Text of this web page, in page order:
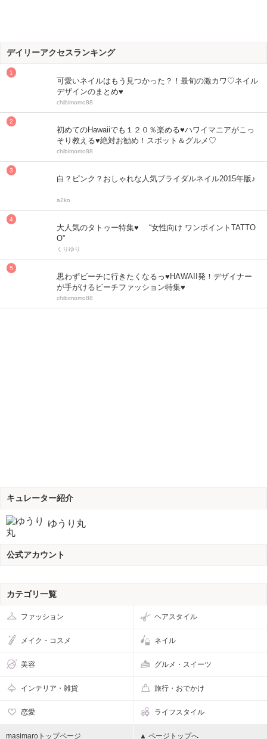
デイリーアクセスランキング
可愛いネイルはもう見つかった？！最旬の激カワ♡ネイル
デザインのまとめ♥
chibimomo88
初めてのHawaiiでも１２０％楽める♥ハワイマニアがこっ
そり教える♥絶対お勧め！スポット＆グルメ♡
chibimomo88
白？ピンク？おしゃれな人気ブライダルネイル2015年版♪
a2ko
大人気のタトゥー特集♥ “女性向け ワンポイントTATTO
O”
くりゆり
思わずビーチに行きたくなるっ♥HAWAII発！デザイナー
が手がけるビーチファッション特集♥
chibimomo88
キュレーター紹介
ゆうり丸
公式アカウント
カテゴリ一覧
ファッション ヘアスタイル
メイク・コスメ ネイル
美容 グルメ・スイーツ
インテリア・雑貨 旅行・おでかけ
恋愛 ライフスタイル
masimaroトップページ ▲ ページトップへ